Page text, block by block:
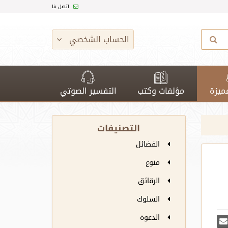
اتصل بنا
الحساب الشخصي
مؤلفات وكتب التفسير الصوتي
على غوغل بلس
التصنيفات
الفضائل
منوع
الرقائق
السلوك
الدعوة